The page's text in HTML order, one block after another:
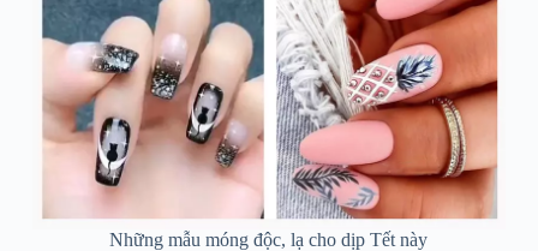
Những mẫu móng độc, lạ cho dịp Tết này